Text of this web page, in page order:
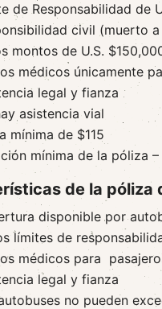
de Responsabilidad de
civil (muerto
montos de U.S.
médicos únicamente
legal y fianza
asistencia vial
mínima de $115
mínima de la póliza
de la póliza
disponible por
límites de
médicos para
legal y fianza
no pueden